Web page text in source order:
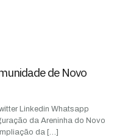
de Novo
Linkedin Whatsapp
da Areninha do Novo
da […]